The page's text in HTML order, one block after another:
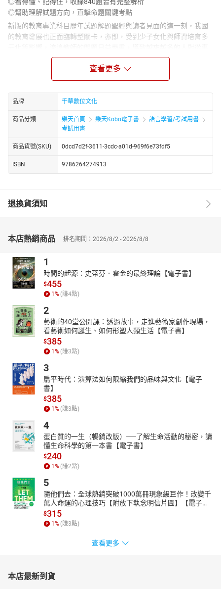
◎幫助理解試題方向，直擊命題關鍵考點
新版的教育專業科目歷年試題解題聖經與讀者見面的這一刻，我國
的教育發展也正面臨轉型關卡，亦即，受到少子女化與師資培育多
教職產生極大恐懼與排斥，但是，各位準教師要知道：「危機即轉
機，唯有堅持，才能享有成功的果實」。各位準教師可以想像：當
我們看著莘莘學子逐漸成長茁壯，且逐漸都成為知、情、意、行合
一的全人，吾人內心所獲得的成就感，絕非言語可以形容，期許每
位準教師都可以將教育作為自己終生的志業，堅持到底，用教育愛
及教育專業幫助我們的下一代健全發展。
回到現實面來看，各位考生如要順利成為正式教師，必須要及早準
須知，幫助各位考生能以最有效率的方式成為正式教師：
（一）精熟本書的建議書目：
1.艾育。教育專業科目通關寶典。新北市：千華。
3.教育圓夢網。教甄難題解析。臺北市：作者。
4.黃政傑。課程設計。臺北市：東華。
（二）選擇題的答題關鍵在於選擇一個最佳答案，切忌拘泥於題目
文字。
訴佐證。
（四）不輕易放棄每一題，在教甄戰場中，上榜與否的差距就在
一、二分之間。
（五）勤加練習考古題，並製作屬於自己的堪誤筆記。
（六）善用網路資源：
1.阿摩線上測驗（可線上練習教育題目）
2.教育圓夢網（可用GOOGLE搜尋，有免費教甄及教資的教育資源
查看更多
品牌 千華數位文化
商品分類 樂天首頁 樂天Kobo電子書
語言學習/考試用書
考試用書
商品貨號(SKU) 0dcd7d2f-3611-3cdc-a01d-969f6e73fdf5
ISBN 9786264274913
退換貨須知
本店熱銷商品 排名期間：2026/8/2 - 2026/8/8
1
時間的起源：史蒂芬．霍金的最終理論【電子書】
$455
1 % (賺4點)
2
藝術的40堂公開課：透過故事，走進藝術家創作現場，
看藝術如何誕生、如何形塑人類生活【電子書】
$385
1 % (賺3點)
3
扁平時代：演算法如何限縮我們的品味與文化【電子
書】
$385
1 % (賺3點)
4
蛋白質的一生（暢銷改版）──了解生命活動的秘密，讀
懂生命科學的第一本書【電子書】
$240
1 % (賺2點)
5
隨他們去：全球熱銷突破1000萬冊現象級巨作！改變千
萬人命運的心理技巧【附放下執念明信片圖】【電子
書】
$315
1 % (賺3點)
查看更多
本店最新到貨